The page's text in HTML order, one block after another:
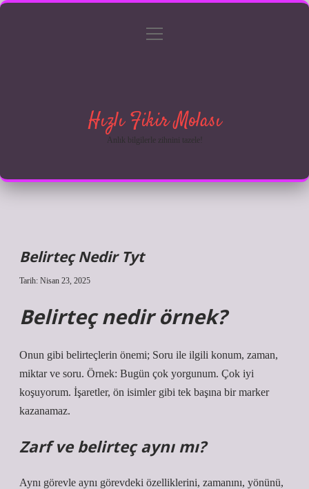
Gizlilik Politikası
menüyü
Hızlı Fikir Molası
Anlık bilgilerle zihnini tazele!
Belirteç Nedir Tyt
Tarih: Nisan 23, 2025
Belirteç nedir örnek?
Onun gibi belirteçlerin önemi; Soru ile ilgili konum, zaman,
miktar ve soru. Örnek: Bugün çok yorgunum. Çok iyi
koşuyorum. İşaretler, ön isimler gibi tek başına bir marker
kazanamaz.
Zarf ve belirteç aynı mı?
Aynı görevle aynı görevdeki özelliklerini, zamanını, yönünü,